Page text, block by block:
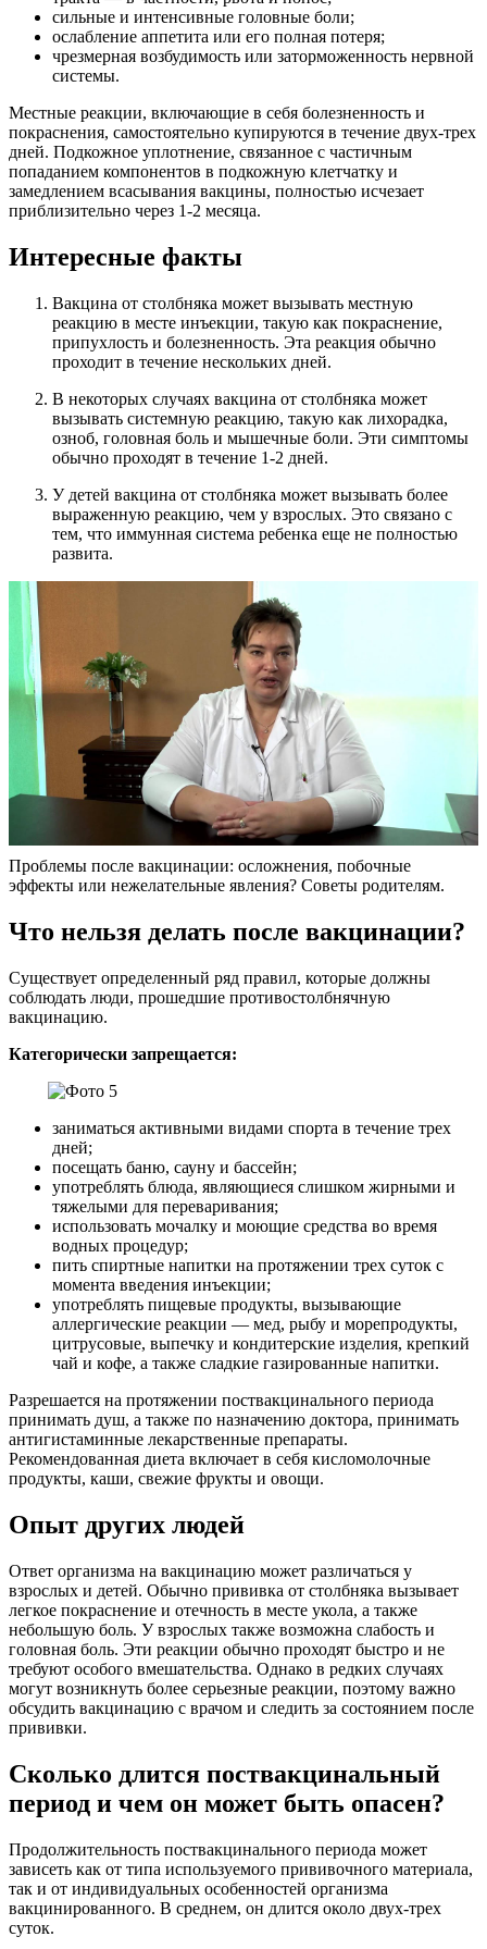
сильные и интенсивные головные боли;
ослабление аппетита или его полная потеря;
чрезмерная возбудимость или заторможенность нервной
системы.
Местные реакции, включающие в себя болезненность и
покраснения, самостоятельно купируются в течение двух-трех
дней. Подкожное уплотнение, связанное с частичным
попаданием компонентов в подкожную клетчатку и
замедлением всасывания вакцины, полностью исчезает
приблизительно через 1-2 месяца.
Интересные факты
Вакцина от столбняка может вызывать местную
реакцию в месте инъекции, такую как покраснение,
припухлость и болезненность. Эта реакция обычно
проходит в течение нескольких дней.
В некоторых случаях вакцина от столбняка может
вызывать системную реакцию, такую как лихорадка,
озноб, головная боль и мышечные боли. Эти симптомы
обычно проходят в течение 1-2 дней.
У детей вакцина от столбняка может вызывать более
выраженную реакцию, чем у взрослых. Это связано с
тем, что иммунная система ребенка еще не полностью
развита.
Проблемы после вакцинации: осложнения, побочные
эффекты или нежелательные явления? Советы родителям.
Что нельзя делать после вакцинации?
Существует определенный ряд правил, которые должны
соблюдать люди, прошедшие противостолбнячную
вакцинацию.
Категорически запрещается:
заниматься активными видами спорта в течение трех
дней;
посещать баню, сауну и бассейн;
употреблять блюда, являющиеся слишком жирными и
тяжелыми для переваривания;
использовать мочалку и моющие средства во время
водных процедур;
пить спиртные напитки на протяжении трех суток с
момента введения инъекции;
употреблять пищевые продукты, вызывающие
аллергические реакции ― мед, рыбу и морепродукты,
цитрусовые, выпечку и кондитерские изделия, крепкий
чай и кофе, а также сладкие газированные напитки.
Разрешается на протяжении поствакцинального периода
принимать душ, а также по назначению доктора, принимать
антигистаминные лекарственные препараты.
Рекомендованная диета включает в себя кисломолочные
продукты, каши, свежие фрукты и овощи.
Опыт других людей
Ответ организма на вакцинацию может различаться у
взрослых и детей. Обычно прививка от столбняка вызывает
легкое покраснение и отечность в месте укола, а также
небольшую боль. У взрослых также возможна слабость и
головная боль. Эти реакции обычно проходят быстро и не
требуют особого вмешательства. Однако в редких случаях
могут возникнуть более серьезные реакции, поэтому важно
обсудить вакцинацию с врачом и следить за состоянием после
прививки.
Сколько длится поствакцинальный
период и чем он может быть опасен?
Продолжительность поствакцинального периода может
зависеть как от типа используемого прививочного материала,
так и от индивидуальных особенностей организма
вакцинированного. В среднем, он длится около двух-трех
суток.